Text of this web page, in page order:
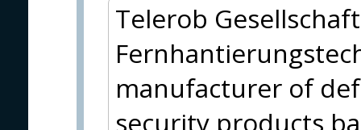
Telerob
manufacturer of
security products